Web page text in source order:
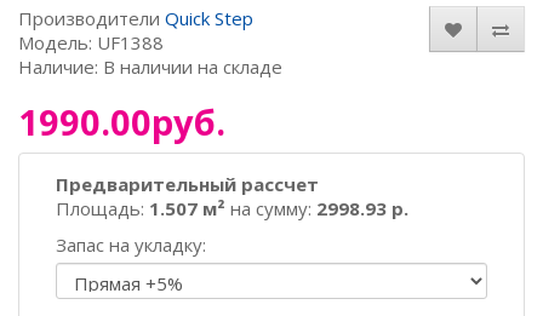
Производители Quick Step
Модель: UF1388
Наличие: В наличии на складе
1990.00руб.
Предварительный рассчет
Площадь: 1.507 м² на сумму: 2998.93 р.
Запас на укладку: